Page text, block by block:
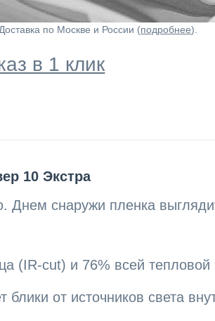
Доставка по Москве и России (подробнее).
в 1 клик
10 Экстра
Днем снаружи пленка
(IR-cut) и 76% всей тепловой
блики от источников света